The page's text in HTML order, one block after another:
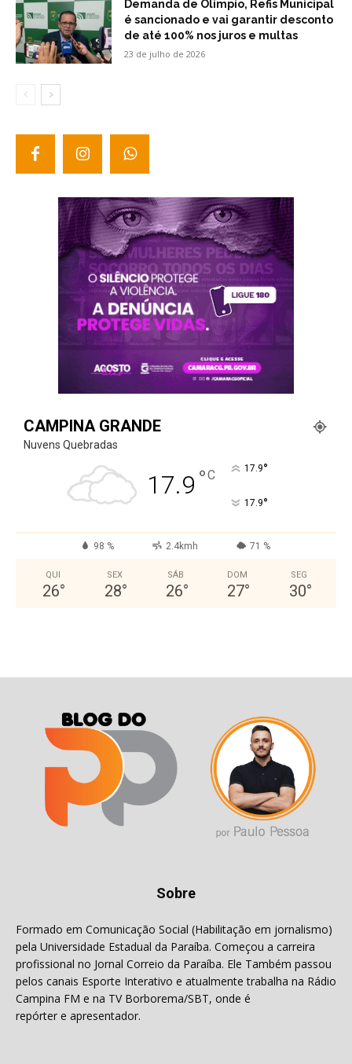
Demanda de Olimpio, Refis Municipal
é sancionado e vai garantir desconto
de até 100% nos juros e multas
23 de julho de 2026
CAMPINA GRANDE
Nuvens Quebradas
17.9 °C 17.9°
17.9°
98 % 2.4kmh 71 %
QUI
26°
SEX
28°
SÁB
26°
DOM
27°
SEG
30°
Sobre
Formado em Comunicação Social (Habilitação em jornalismo)
pela Universidade Estadual da Paraíba. Começou a carreira
profissional no Jornal Correio da Paraíba. Ele Também passou
pelos canais Esporte Interativo e atualmente trabalha na Rádio
Campina FM e na TV Borborema/SBT, onde é
repórter e apresentador.